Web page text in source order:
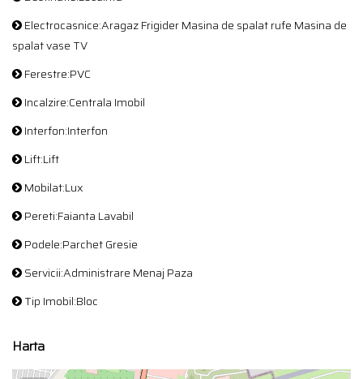
Electrocasnice:Aragaz Frigider Masina de spalat rufe Masina de
spalat vase TV
Ferestre:PVC
Incalzire:Centrala Imobil
Interfon:Interfon
Lift:Lift
Mobilat:Lux
Pereti:Faianta Lavabil
Podele:Parchet Gresie
Servicii:Administrare Menaj Paza
Tip Imobil:Bloc
Harta